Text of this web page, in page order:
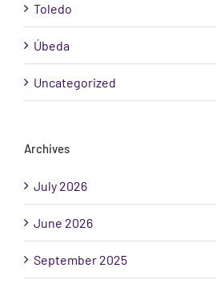
Toledo
Úbeda
Uncategorized
Archives
July 2026
June 2026
September 2025